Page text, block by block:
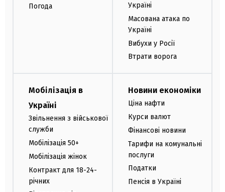
Погода
Україні
Масована атака по
Україні
Вибухи у Росії
Втрати ворога
Мобілізація в
Україні
Звільнення з військової
служби
Мобілізація 50+
Мобілізація жінок
Контракт для 18-24-
річних
Новини економіки
Ціна нафти
Курси валют
Фінансові новини
Тарифи на комунальні
послуги
Податки
Пенсія в Україні